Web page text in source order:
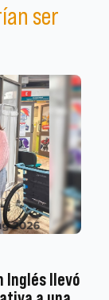
ser
Inglés llevó